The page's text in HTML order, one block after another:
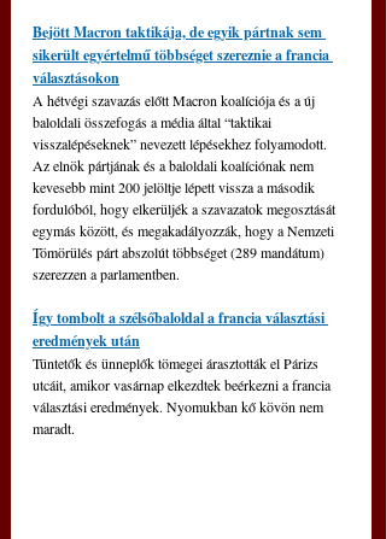
Bejött Macron taktikája, de egyik pártnak sem
sikerült egyértelmű többséget szereznie a francia
választásokon
A hétvégi szavazás előtt Macron koalíciója és a új
baloldali összefogás a média által “taktikai
visszalépéseknek” nevezett lépésekhez folyamodott.
Az elnök pártjának és a baloldali koalíciónak nem
kevesebb mint 200 jelöltje lépett vissza a második
fordulóból, hogy elkerüljék a szavazatok megosztását
egymás között, és megakadályozzák, hogy a Nemzeti
Tömörülés párt abszolút többséget (289 mandátum)
szerezzen a parlamentben.
Így tombolt a szélsőbaloldal a francia választási
eredmények után
Tüntetők és ünneplők tömegei árasztották el Párizs
utcáit, amikor vasárnap elkezdtek beérkezni a francia
választási eredmények. Nyomukban kő kövön nem
maradt.